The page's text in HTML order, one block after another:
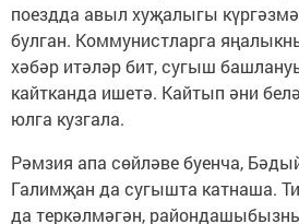
поездда авыл хуҗалыгы
булган. Коммунистларга
хәбәр итәләр бит, сугыш
кайтканда ишетә. Кайтып әни
юлга кузгала.
Рәмзия апа сөйләве буенча,
Галимҗан да сугышта катнаша.
да теркәлмәгән,